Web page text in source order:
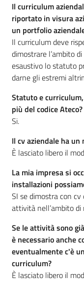
Il curriculum
riportato in visura
un portfolio
Il curriculum deve
dimostrare l’ambito
esaustivo lo statuto
darne gli estremi
Statuto e
più del codice Ateco?
Si.
Il cv aziendale ha
È lasciato libero il
La mia impresa si
installazioni
SI se dimostra con
attività nell’ambito
Se le attività sono
è necessario anche
eventualmente c'è
curriculum?
È lasciato libero il